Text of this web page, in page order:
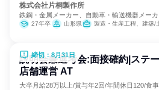
株式会社片桐製作所
鉄鋼・金属メーカー、自動車・輸送機器メーカ
27年卒 山形県 製造・生産工程、建築/
締切：8月31日
説明会兼選考会:面接確約|ステ
店舗運営 AT
大卒月給28万以上/賞与年2回/年間休日120/食